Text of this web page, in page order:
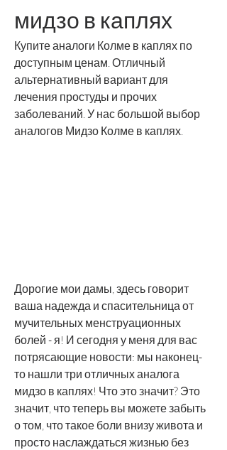
мидзо в каплях
Купите аналоги Колме в каплях по
доступным ценам. Отличный
альтернативный вариант для
лечения простуды и прочих
заболеваний. У нас большой выбор
аналогов Мидзо Колме в каплях.
Дорогие мои дамы, здесь говорит
ваша надежда и спасительница от
мучительных менструационных
болей - я! И сегодня у меня для вас
потрясающие новости: мы наконец-
то нашли три отличных аналога
мидзо в каплях! Что это значит? Это
значит, что теперь вы можете забыть
о том, что такое боли внизу живота и
просто наслаждаться жизнью без